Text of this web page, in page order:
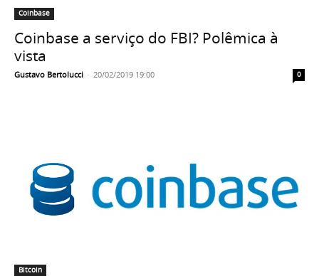
Coinbase
Coinbase a serviço do FBI? Polêmica à
vista
Gustavo Bertolucci - 20/02/2019 19:00 0
Bitcoin